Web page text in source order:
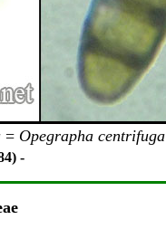
= Opegrapha centrifuga
-